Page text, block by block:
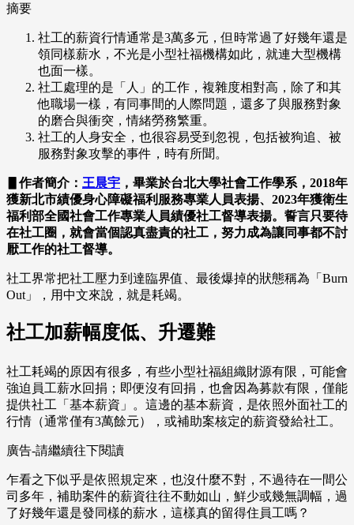
摘要
社工的薪資行情通常是3萬多元，但時常過了好幾年還是
領同樣薪水，不光是小型社福機構如此，就連大型機構
也面一樣。
社工處理的是「人」的工作，複雜度相對高，除了和其
他職場一樣，有同事間的人際問題，還多了與服務對象
的磨合與衝突，情緒勞務繁重。
社工的人身安全，也很容易受到忽視，包括被狗追、被
服務對象攻擊的事件，時有所聞。
▋作者簡介： 王晨宇 ，畢業於台北大學社會工作學系，2018年
獲新北市績優身心障礙福利服務專業人員表揚、2023年獲衛生
福利部全國社會工作專業人員績優社工督導表揚。誓言只要待
在社工圈，就會當個認真盡責的社工，努力成為讓同事都不討
厭工作的社工督導。
社工界常把社工壓力到達臨界值、最後爆掉的狀態稱為「Burn
Out」，用中文來說，就是耗竭。
社工加薪幅度低、升遷難
社工耗竭的原因有很多，有些小型社福組織財源有限，可能會
強迫員工薪水回捐；即便沒有回捐，也會因為募款有限，僅能
提供社工「基本薪資」。這邊的基本薪資，是依照外面社工的
行情（通常僅有3萬餘元），或補助案核定的薪資發給社工。
廣告-請繼續往下閱讀
乍看之下似乎是依照規定來，也沒什麼不對，不過待在一間公
司多年，補助案件的薪資往往不動如山，鮮少或幾無調幅，過
了好幾年還是發同樣的薪水，這樣真的留得住員工嗎？